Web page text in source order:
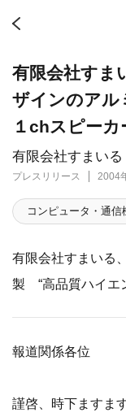
有限会社すまいる
プレスリリース 2004
有限会社すま
ザインのア
１chスピーカ
コンピュータ・通信
有限会社すまいる
製 “高品質ハイエ
報道関係各位
謹啓、時下ますま